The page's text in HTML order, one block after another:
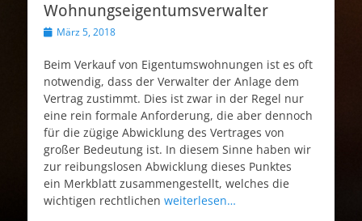
Wohnungseigentumsverwalter
Veröffentlicht
März 5, 2018
Beim Verkauf von Eigentumswohnungen ist es oft
notwendig, dass der Verwalter der Anlage dem
Vertrag zustimmt. Dies ist zwar in der Regel nur
eine rein formale Anforderung, die aber dennoch
für die zügige Abwicklung des Vertrages von
großer Bedeutung ist. In diesem Sinne haben wir
zur reibungslosen Abwicklung dieses Punktes
ein Merkblatt zusammengestellt, welches die
wichtigen rechtlichen weiterlesen…